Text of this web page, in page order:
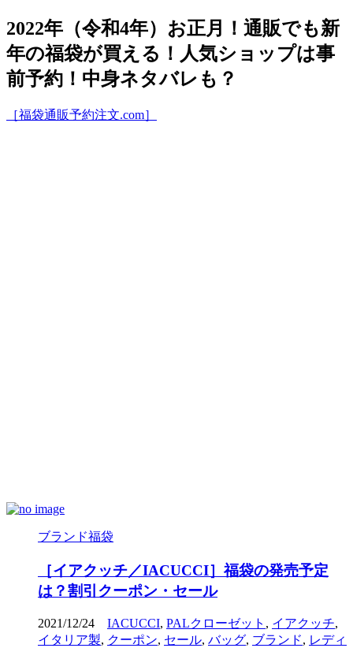
2022年（令和4年）お正月！通販でも新
年の福袋が買える！人気ショップは事
前予約！中身ネタバレも？
［福袋通販予約注文.com］
ブランド福袋
［イアクッチ／IACUCCI］福袋の発売予定
は？割引クーポン・セール
2021/12/24 IACUCCI, PALクローゼット , イアクッチ,
イタリア製, クーポン, セール, バッグ, ブランド, レディ